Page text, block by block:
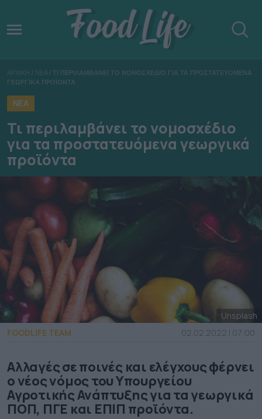
ΑΡΧΙΚΗ / ΝΕΑ / ΤΙ ΠΕΡΙΛΑΜΒΑΝΕΙ ΤΟ ΝΟΜΟΣΧΕΔΙΟ ΓΙΑ ΤΑ ΠΡΟΣΤΑΤΕΥΟΜΕΝΑ
ΓΕΩΡΓΙΚΑ ΠΡΟΪΟΝΤΑ
ΝΕΑ
Τι περιλαμβάνει το νομοσχέδιο
για τα προστατευόμενα γεωργικά
προϊόντα
Unsplash
FOODLIFE TEAM
02.02.2022 | 07:00
Αλλαγές σε ποινές και ελέγχους φέρνει
ο νέος νόμος του Υπουργείου
Αγροτικής Ανάπτυξης για τα γεωργικά
ΠΟΠ, ΠΓΕ και ΕΠΙΠ προϊόντα.